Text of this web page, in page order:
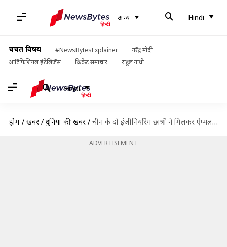
अन्य Hindi
चर्चित विषय #NewsBytesExplainer
नरेंद्र मोदी
आर्टिफिशियल इंटेलिजेंस
क्रिकेट समाचार राहुल गांधी
Hindi
होम / खबरें / दुनिया की खबरें / चीन के दो इंजीनियरिंग छात्रों ने मिलकर ऐप्पल को लगाया छह करोड़ रुपये का चूना, जानें
ADVERTISEMENT